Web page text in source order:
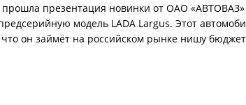
прошла презентация новинки от ОАО
модель LADA Largus. Этот
что он займёт на российском рынке нишу